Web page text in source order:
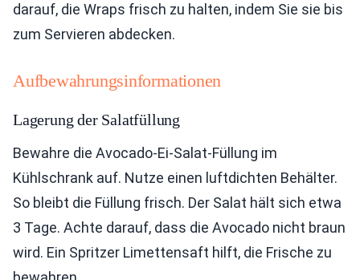
darauf, die Wraps frisch zu halten, indem Sie sie bis
zum Servieren abdecken.
Aufbewahrungsinformationen
Lagerung der Salatfüllung
Bewahre die Avocado-Ei-Salat-Füllung im
Kühlschrank auf. Nutze einen luftdichten Behälter.
So bleibt die Füllung frisch. Der Salat hält sich etwa
3 Tage. Achte darauf, dass die Avocado nicht braun
wird. Ein Spritzer Limettensaft hilft, die Frische zu